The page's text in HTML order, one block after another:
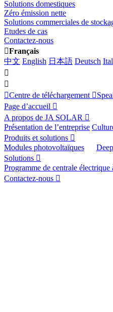
Solutions domestiques
Zéro émission nette
Solutions commerciales de
Etudes de cas
Contactez-nous
Français
中文 English 日本語 Deutsch
Centre de téléchargement
Page d’accueil
A propos de JA SOLAR
Présentation de l’entreprise
Produits et solutions
Modules photovoltaïques
Solutions
Programme de centrale électrique
Contactez-nous